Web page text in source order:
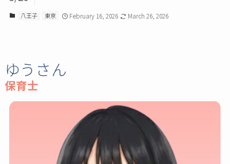
八王子 東京 February 16, 2026 March 26, 2026
ゆうさん
保育士